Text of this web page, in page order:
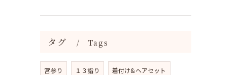
タグ Tags
宮参り １３詣り 着付け&ヘアセット